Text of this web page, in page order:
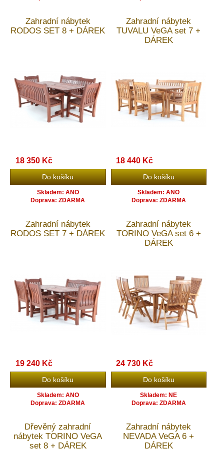
Zahradní nábytek
RODOS SET 8 + DÁREK
18 350 Kč
Skladem: ANO
Doprava: ZDARMA
Zahradní nábytek
TUVALU VeGA set 7 +
DÁREK
18 440 Kč
Skladem: ANO
Doprava: ZDARMA
Zahradní nábytek
RODOS SET 7 + DÁREK
19 240 Kč
Skladem: ANO
Doprava: ZDARMA
Zahradní nábytek
TORINO VeGA set 6 +
DÁREK
24 730 Kč
Skladem: NE
Doprava: ZDARMA
Dřevěný zahradní
nábytek TORINO VeGA
set 8 + DÁREK
Zahradní nábytek
NEVADA VeGA 6 +
DÁREK